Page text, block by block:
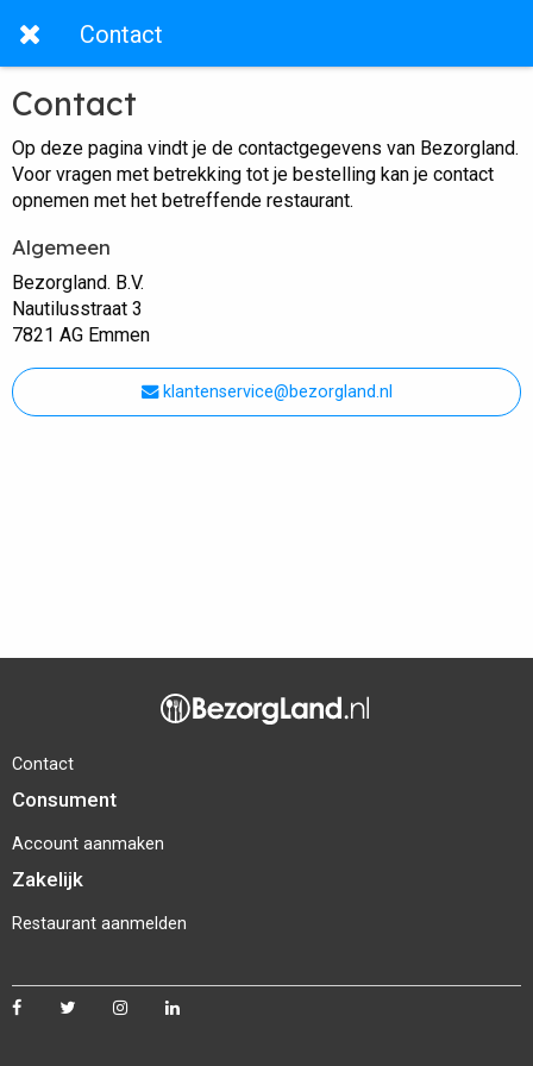
Contact
Contact
Op deze pagina vindt je de contactgegevens van Bezorgland.
Voor vragen met betrekking tot je bestelling kan je contact
opnemen met het betreffende restaurant.
Algemeen
Bezorgland. B.V.
Nautilusstraat 3
7821 AG Emmen
klantenservice@bezorgland.nl
Contact
Consument
Account aanmaken
Zakelijk
Restaurant aanmelden